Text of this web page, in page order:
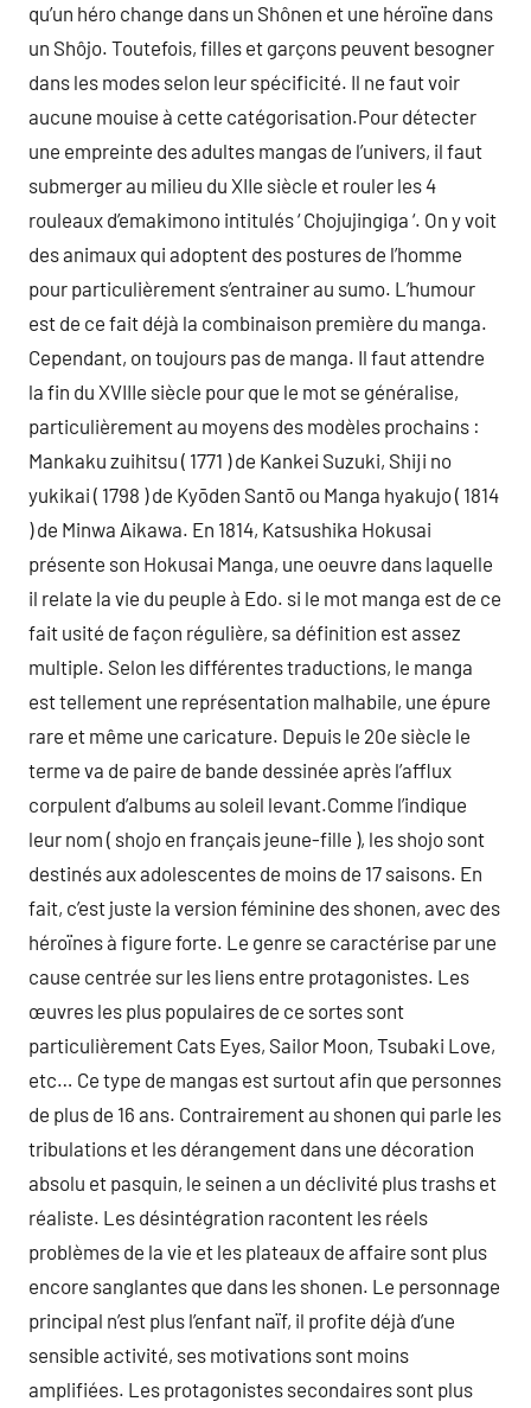
qu’un héro change dans un Shônen et une héroïne dans
un Shôjo. Toutefois, filles et garçons peuvent besogner
dans les modes selon leur spécificité. Il ne faut voir
aucune mouise à cette catégorisation.Pour détecter
une empreinte des adultes mangas de l’univers, il faut
submerger au milieu du XIIe siècle et rouler les 4
rouleaux d’emakimono intitulés ‘ Chojujingiga ‘. On y voit
des animaux qui adoptent des postures de l’homme
pour particulièrement s’entrainer au sumo. L’humour
est de ce fait déjà la combinaison première du manga.
Cependant, on toujours pas de manga. Il faut attendre
la fin du XVIIIe siècle pour que le mot se généralise,
particulièrement au moyens des modèles prochains :
Mankaku zuihitsu ( 1771 ) de Kankei Suzuki, Shiji no
yukikai ( 1798 ) de Kyōden Santō ou Manga hyakujo ( 1814
) de Minwa Aikawa. En 1814, Katsushika Hokusai
présente son Hokusai Manga, une oeuvre dans laquelle
il relate la vie du peuple à Edo. si le mot manga est de ce
fait usité de façon régulière, sa définition est assez
multiple. Selon les différentes traductions, le manga
est tellement une représentation malhabile, une épure
rare et même une caricature. Depuis le 20e siècle le
terme va de paire de bande dessinée après l’afflux
corpulent d’albums au soleil levant.Comme l’indique
leur nom ( shojo en français jeune-fille ), les shojo sont
destinés aux adolescentes de moins de 17 saisons. En
fait, c’est juste la version féminine des shonen, avec des
héroïnes à figure forte. Le genre se caractérise par une
cause centrée sur les liens entre protagonistes. Les
œuvres les plus populaires de ce sortes sont
particulièrement Cats Eyes, Sailor Moon, Tsubaki Love,
etc… Ce type de mangas est surtout afin que personnes
de plus de 16 ans. Contrairement au shonen qui parle les
tribulations et les dérangement dans une décoration
absolu et pasquin, le seinen a un déclivité plus trashs et
réaliste. Les désintégration racontent les réels
problèmes de la vie et les plateaux de affaire sont plus
encore sanglantes que dans les shonen. Le personnage
principal n’est plus l’enfant naïf, il profite déjà d’une
sensible activité, ses motivations sont moins
amplifiées. Les protagonistes secondaires sont plus